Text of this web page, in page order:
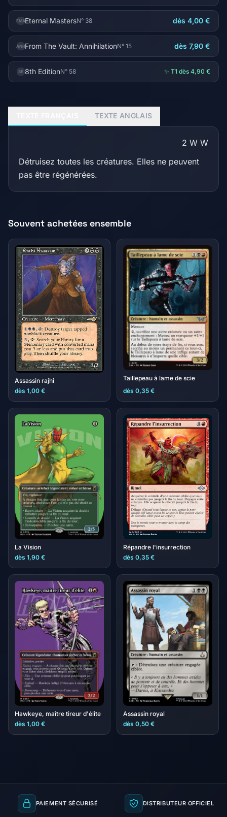
EMAEternal MastersN° 38 dès 4,00 €
ANHFrom The Vault: AnnihilationN° 15 dès 7,90 €
8E 8th EditionN° 58 ✨ T1 dès 4,90 €
TEXTE ANGLAIS
2 W W
Détruisez toutes les créatures. Elles ne peuvent
pas être régénérées.
Souvent achetées ensemble
Assassin rajhi
dès 1,00 €
Taillepeau à lame de scie
dès 0,35 €
La Vision
dès 1,90 €
Répandre l'insurrection
dès 0,35 €
Hawkeye, maître tireur d'élite
dès 1,00 €
Assassin royal
dès 0,50 €
PAIEMENT SÉCURISÉ DISTRIBUTEUR OFFICIEL